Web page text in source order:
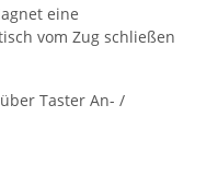
eine
vom Zug schließen
Taster An- /